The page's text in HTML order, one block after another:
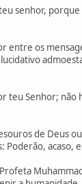
senhor,
entre os
teu Senhor; não
de Deus
Poderão, acaso,